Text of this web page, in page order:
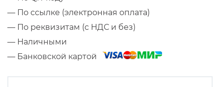
— По ссылке (электронная оплата)
— По реквизитам (с НДС и без)
— Наличными
— Банковской картой